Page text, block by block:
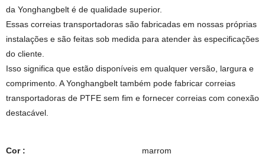
da Yonghangbelt é de qualidade superior.
Essas correias transportadoras são fabricadas em nossas próprias
instalações e são feitas sob medida para atender às especificações
do cliente.
Isso significa que estão disponíveis em qualquer versão, largura e
comprimento. A Yonghangbelt também pode fabricar correias
transportadoras de PTFE sem fim e fornecer correias com conexão
destacável.
Cor : marrom